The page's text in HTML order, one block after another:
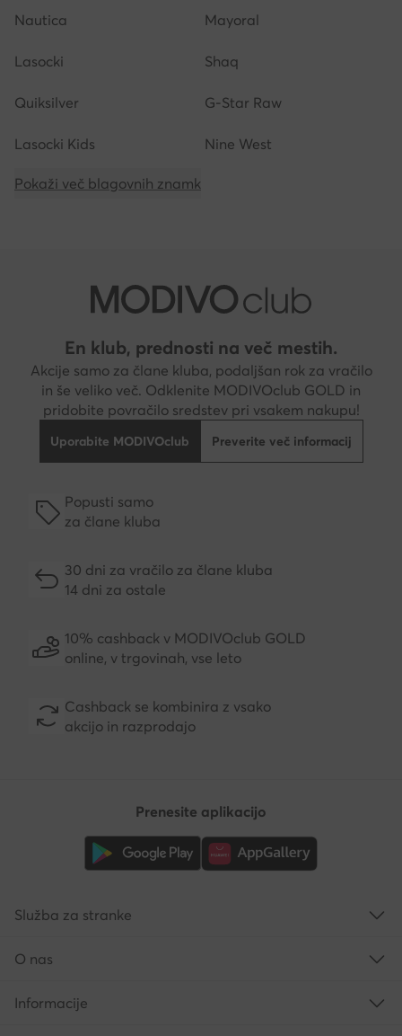
Nautica Mayoral
Lasocki Shaq
Quiksilver G-Star Raw
Lasocki Kids Nine West
Pokaži več blagovnih znamk
En klub, prednosti na več mestih.
Akcije samo za člane kluba, podaljšan rok za vračilo
in še veliko več. Odklenite MODIVOclub GOLD in
pridobite povračilo sredstev pri vsakem nakupu!
Uporabite MODIVOclub Preverite več informacij
Popusti samo
za člane kluba
30 dni za vračilo za člane kluba
14 dni za ostale
10% cashback v MODIVOclub GOLD
online, v trgovinah, vse leto
Cashback se kombinira z vsako
akcijo in razprodajo
Prenesite aplikacijo
Služba za stranke
O nas
Informacije